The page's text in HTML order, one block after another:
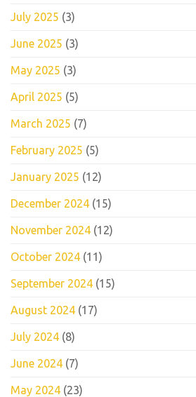
July 2025 (3)
June 2025 (3)
May 2025 (3)
April 2025 (5)
March 2025 (7)
February 2025 (5)
January 2025 (12)
December 2024 (15)
November 2024 (12)
October 2024 (11)
September 2024 (15)
August 2024 (17)
July 2024 (8)
June 2024 (7)
May 2024 (23)